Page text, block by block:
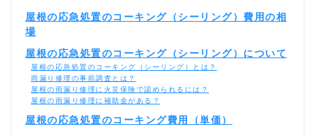
屋根の応急処置のコーキング（シーリング）費用の相
場
屋根の応急処置のコーキング（シーリング）について
屋根の応急処置のコーキング（シーリング）とは？
雨漏り修理の事前調査とは？
屋根の雨漏り修理に火災保険で認められるには？
屋根の雨漏り修理に補助金がある？
屋根の応急処置のコーキング費用（単価）